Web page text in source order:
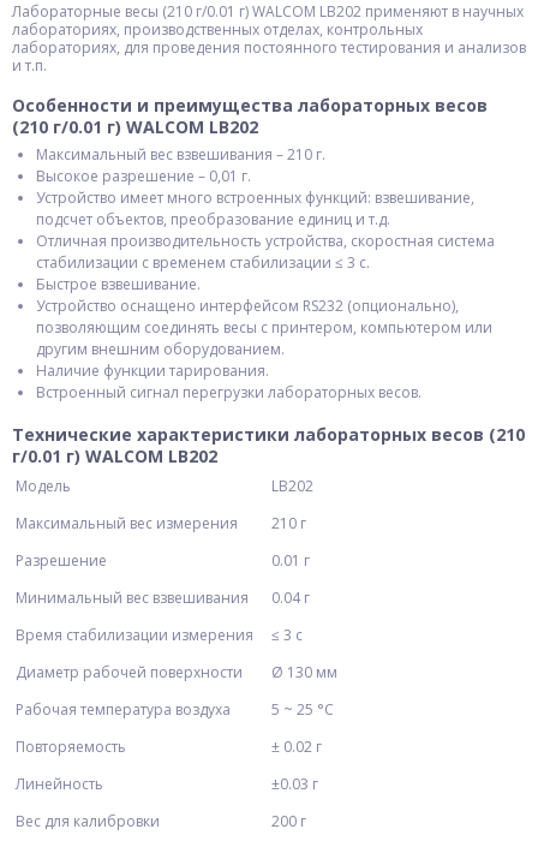
Лабораторные весы (210 г/0.01 г) WALCOM LB202 применяют в научных
лабораториях, производственных отделах, контрольных
лабораториях, для проведения постоянного тестирования и анализов
и т.п.
Особенности и преимущества лабораторных весов
(210 г/0.01 г) WALCOM LB202
Максимальный вес взвешивания – 210 г.
Высокое разрешение – 0,01 г.
Устройство имеет много встроенных функций: взвешивание,
подсчет объектов, преобразование единиц и т.д.
Отличная производительность устройства, скоростная система
стабилизации с временем стабилизации ≤ 3 с.
Быстрое взвешивание.
Устройство оснащено интерфейсом RS232 (опционально),
позволяющим соединять весы с принтером, компьютером или
другим внешним оборудованием.
Наличие функции тарирования.
Встроенный сигнал перегрузки лабораторных весов.
Технические характеристики лабораторных весов (210
г/0.01 г) WALCOM LB202
Модель
LB202
Максимальный вес измерения
210 г
Разрешение
0.01 г
Минимальный вес взвешивания
0.04 г
Время стабилизации измерения
≤ 3 с
Диаметр рабочей поверхности
Ø 130 мм
Рабочая температура воздуха
5 ~ 25 °С
Повторяемость
± 0.02 г
Линейность
±0.03 г
Вес для калибровки
200 г